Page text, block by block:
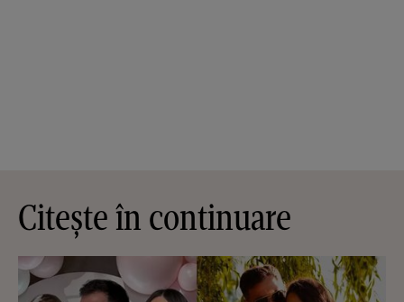
Citește în continuare